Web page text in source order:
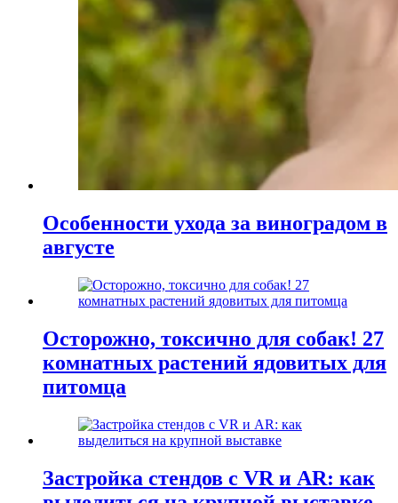
Особенности ухода за виноградом в
августе
Осторожно, токсично для собак! 27
комнатных растений ядовитых для
питомца
Застройка стендов с VR и AR: как